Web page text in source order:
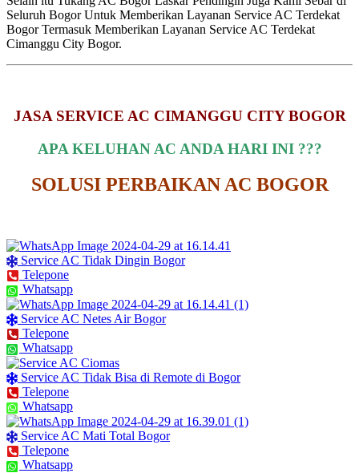
Seluruh Bogor Untuk Memberikan Layanan Service AC Terdekat
Bogor Termasuk Memberikan Layanan Service AC Terdekat
Cimanggu City Bogor.
JASA SERVICE AC CIMANGGU CITY BOGOR
APA KELUHAN AC ANDA HARI INI ???
SOLUSI PERBAIKAN AC BOGOR
Service AC Tidak Dingin Bogor
Telepone
Whatsapp
Service AC Netes Air Bogor
Telepone
Whatsapp
Service AC Tidak Bisa di Remote di Bogor
Telepone
Whatsapp
Service AC Mati Total Bogor
Telepone
Whatsapp